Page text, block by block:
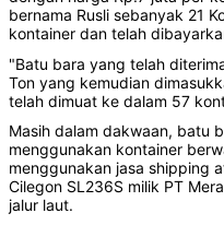
bernama Rusli sebanyak 21
kontainer dan telah
"Batu bara yang telah
Ton yang kemudian
telah dimuat ke dalam 57
Masih dalam dakwaan, batu
menggunakan kontainer
menggunakan jasa shipping
Cilegon SL236S milik PT
jalur laut.